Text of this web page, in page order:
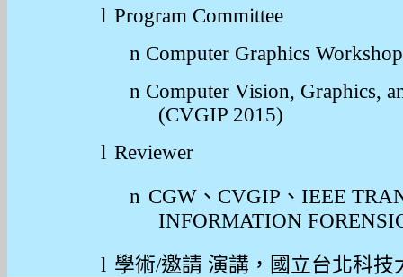
l Program Committee
n Computer Graphics
n Computer Vision, Graphics,
(CVGIP 2015)
l Reviewer
n CGW 、 CVGIP 、IEEE
INFORMATION
l 學術/邀請 演講，國立台北科技